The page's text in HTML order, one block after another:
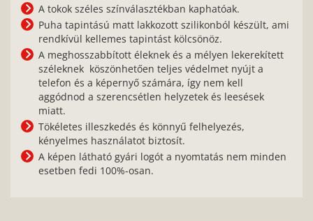
A tokok széles színválasztékban kaphatóak.
Puha tapintású matt lakkozott szilikonból készült, ami
rendkívül kellemes tapintást kölcsönöz.
A meghosszabbított éleknek és a mélyen lekerekített
széleknek köszönhetően teljes védelmet nyújt a
telefon és a képernyő számára, így nem kell
aggódnod a szerencsétlen helyzetek és leesések
miatt.
Tökéletes illeszkedés és könnyű felhelyezés,
kényelmes használatot biztosít.
A képen látható gyári logót a nyomtatás nem minden
esetben fedi 100%-osan.